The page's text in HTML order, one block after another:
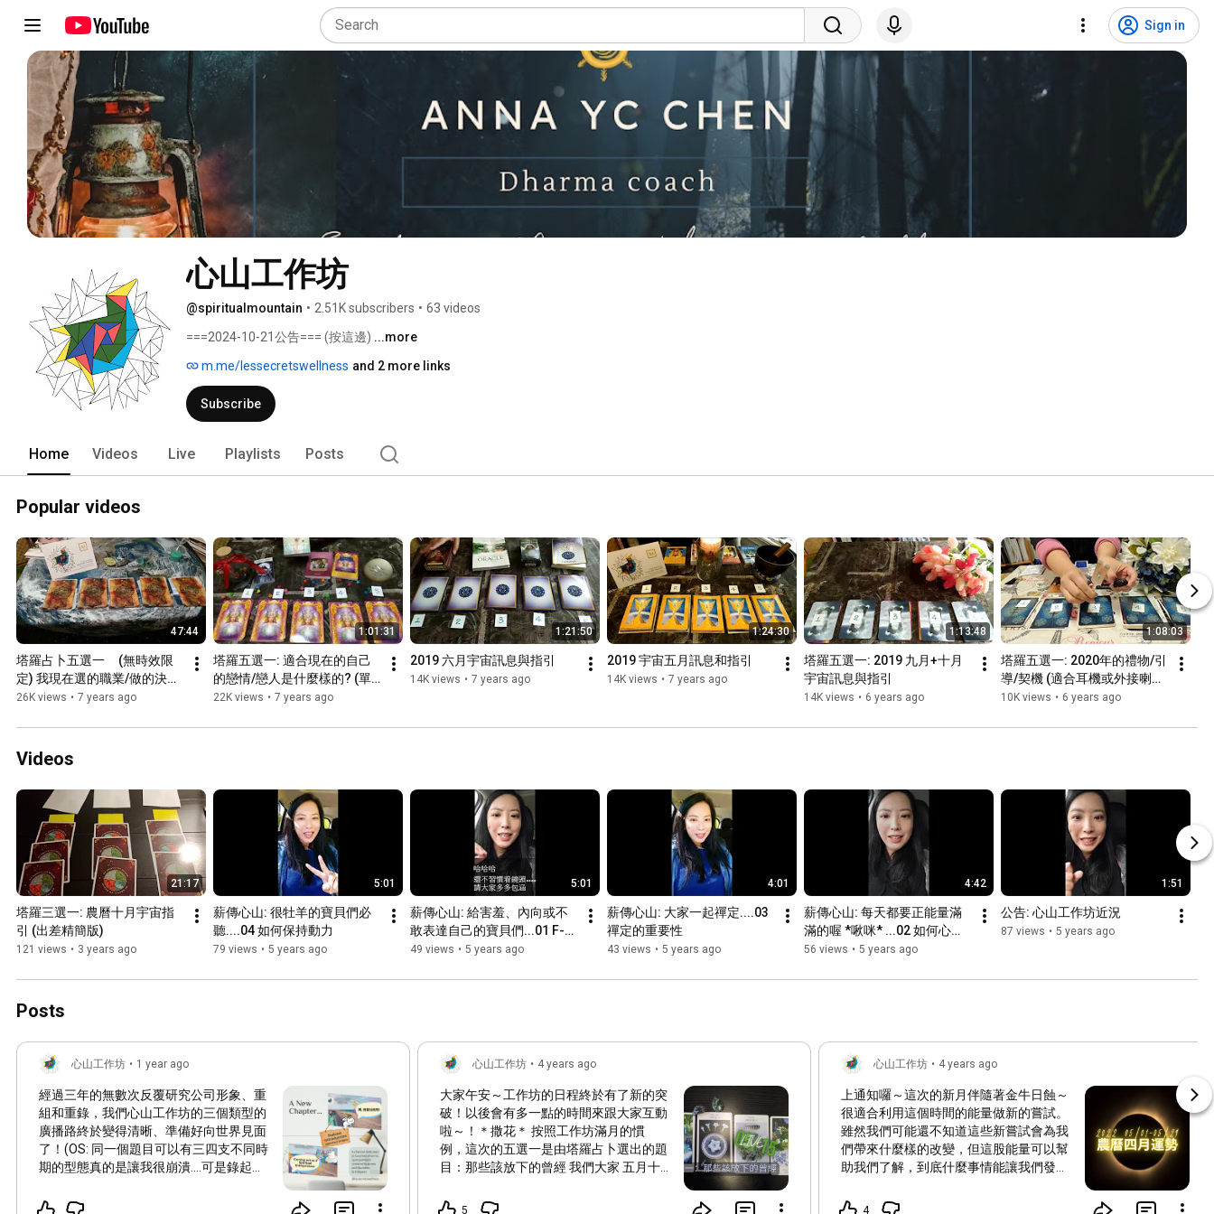
Sign in
心山工作坊
@spiritualmountain • 2.51K subscribers • 63 videos
===2024-10-21公告=== (按這邊) ...more
m.me/lessecretswellness and 2 more links
Subscribe
Home Videos Live Playlists Posts
Popular videos
47:44
塔羅占卜五選一     (無時效限
定) 我現在選的職業/做的決定
是正確的嗎
26K views • 7 years ago
1:01:31
塔羅五選一: 適合現在的自己
的戀情/戀人是什麼樣的? (單
身曖昧ing+無時效限定)
22K views • 7 years ago
1:21:50
2019 六月宇宙訊息與指引
14K views • 7 years ago
1:24:30
2019 宇宙五月訊息和指引
14K views • 7 years ago
1:13:48
塔羅五選一: 2019 九月+十月
宇宙訊息與指引
14K views • 6 years ago
1:08:03
塔羅五選一: 2020年的禮物/引
導/契機 (適合耳機或外接喇叭/
音響收聽)
10K views • 6 years ago
Videos
21:17
塔羅三選一: 農曆十月宇宙指
引 (出差精簡版)
121 views • 3 years ago
5:01
薪傳心山: 很牡羊的寶貝們必
聽....04 如何保持動力
79 views • 5 years ago
5:01
薪傳心山: 給害羞、內向或不
敢表達自己的寶貝們...01 F-
THAT (去XX)的態度 (10/02 的
49 views • 5 years ago
4:01
薪傳心山: 大家一起禪定....03
禪定的重要性
43 views • 5 years ago
4:42
薪傳心山: 每天都要正能量滿
滿的喔 *啾咪* ...02 如何心情
很美麗 (^ _ ^)
56 views • 5 years ago
1:51
公告: 心山工作坊近況
87 views • 5 years ago
Posts
心山工作坊 • 1 year ago
經過三年的無數次反覆研究公司形象、重
組和重錄，我們心山工作坊的三個類型的
廣播路終於變得清晰、準備好向世界見面
了！(OS: 同一個題目可以有三四支不同時
期的型態真的是讓我很崩潰....可是錄起來
終於在行運冥王星要從我一宮要移出去的
心山工作坊 • 4 years ago
大家午安～工作坊的日程終於有了新的突
破！以後會有多一點的時間來跟大家互動
啦～！＊撒花＊ 按照工作坊滿月的慣
例，這次的五選一是由塔羅占卜選出的題
目：那些該放下的曾經 我們大家 五月十
直播間見！
5
心山工作坊 • 4 years ago
上通知囉～這次的新月伴隨著金牛日蝕～
很適合利用這個時間的能量做新的嘗試。
雖然我們可能還不知道這些新嘗試會為我
們帶來什麼樣的改變，但這股能量可以幫
助我們了解，到底什麼事情能讓我們發自
4